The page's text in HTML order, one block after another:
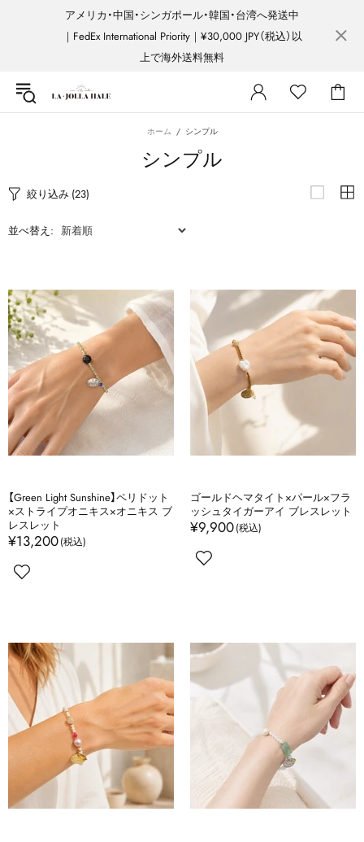
アメリカ・中国・シンガポール・韓国・台湾へ発送中
｜FedEx International Priority｜¥30,000 JPY（税込）以
上で海外送料無料
ホーム シンプル
シンプル
絞り込み (23)
並べ替え:
【Green Light Sunshine】ペリドット
×ストライプオニキス×オニキス ブ
レスレット
¥13,200
ゴールドヘマタイト×パール×フラ
ッシュタイガーアイ ブレスレット
¥9,900